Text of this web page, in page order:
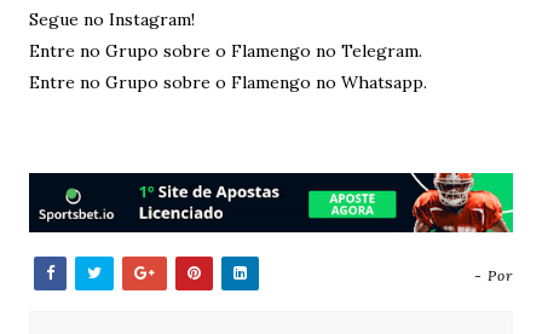
Segue no Instagram!
Entre no Grupo sobre o Flamengo no Telegram.
Entre no Grupo sobre o Flamengo no Whatsapp.
- Por